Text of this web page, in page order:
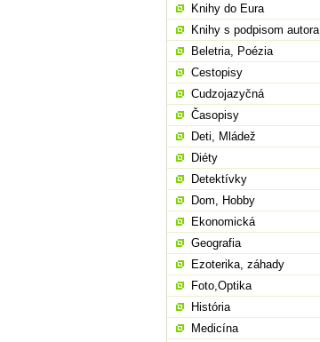
Knihy do Eura
Knihy s podpisom autora
Beletria, Poézia
Cestopisy
Cudzojazyčná
Časopisy
Deti, Mládež
Diéty
Detektívky
Dom, Hobby
Ekonomická
Geografia
Ezoterika, záhady
Foto,Optika
História
Medicína